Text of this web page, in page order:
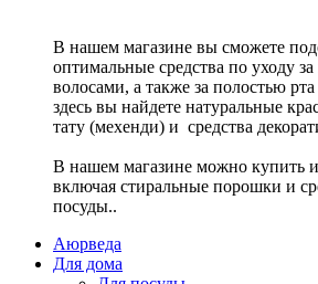
В нашем магазине вы сможете
оптимальные средства по уходу
волосами, а также за полостью
здесь вы найдете натуральные
тату (мехенди) и средства
В нашем магазине можно купить
включая стиральные порошки и
посуды..
Аюрведа
Для дома